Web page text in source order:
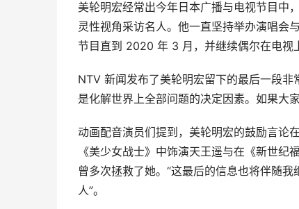
美轮明宏经常出今年日本广播与电视节目中
灵性视角采访名人。他一直坚持举办演唱会
节目直到 2020 年 3 月，并继续偶尔在电视
NTV 新闻发布了美轮明宏留下的最后一段
是化解世界上全部问题的决定因素。如果大
动画配音演员们提到，美轮明宏的鼓励言论
《美少女战士》中饰演天王遥与在《新世
曾多次拯救了她。“这最后的信息也将伴随
人”。